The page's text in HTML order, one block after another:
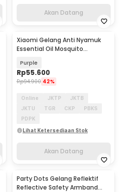
Akan Datang
Akan Datang
Xiaomi Gelang Anti Nyamuk
Essential Oil Mosquito
Purple
Rp55.600
Rp94.900 42%
Online JKTP
JKTB
JKTU
TGR CKP
PBKS
PDPK
Lihat Ketersediaan Stok
Akan Datang
Party Dots Gelang Reflektif
Reflective Safety Armband